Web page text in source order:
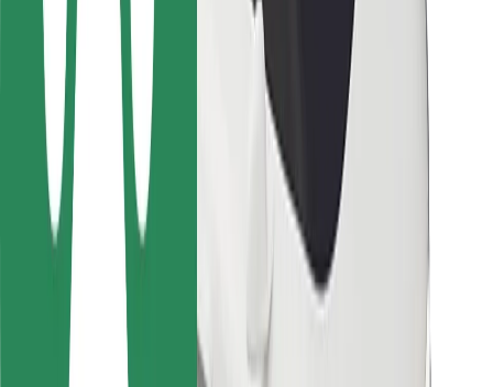
Stații de încărcare Bolt
Serviciul de relații clienți
Pentru pasageri
Pentru șoferi
Pentru curieri
Bolt Food
Bolt For Business
Altele